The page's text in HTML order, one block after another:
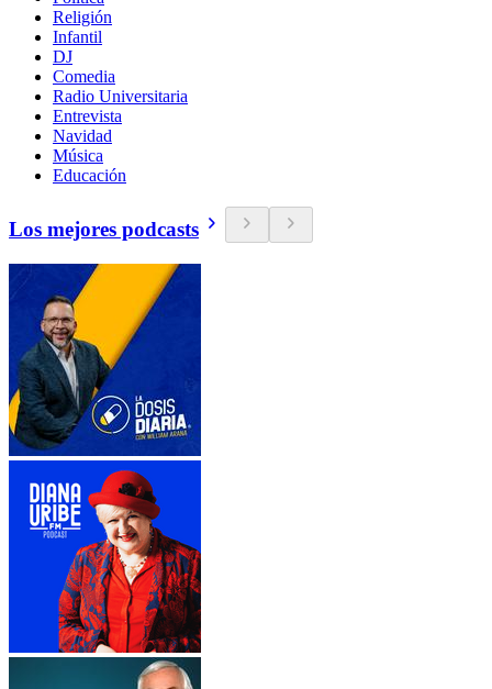
Religión
Infantil
DJ
Comedia
Radio Universitaria
Entrevista
Navidad
Música
Educación
Los mejores podcasts